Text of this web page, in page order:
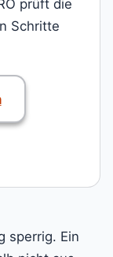
prüft die
Schritte
sperrig. Ein